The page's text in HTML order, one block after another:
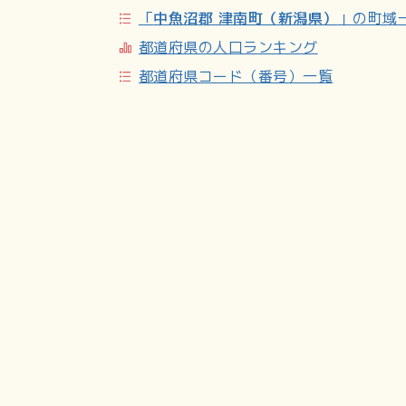
「中魚沼郡 津南町（新潟県）
」の町域
都道府県の人口ランキング
都道府県コード（番号）一覧